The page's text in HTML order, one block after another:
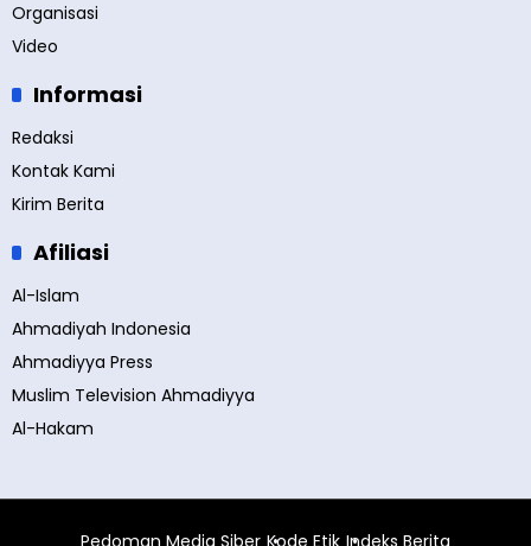
Organisasi
Video
Informasi
Redaksi
Kontak Kami
Kirim Berita
Afiliasi
Al-Islam
Ahmadiyah Indonesia
Ahmadiyya Press
Muslim Television Ahmadiyya
Al-Hakam
Pedoman Media Siber Kode Etik Indeks Berita